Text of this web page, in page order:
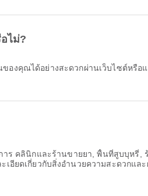
ไม่?
ร คลินิกและร้านขายยา, พื้นที่สูบบุหรี่,
ยดเกี่ยวกับสิ่งอำนวยความสะดวกและ